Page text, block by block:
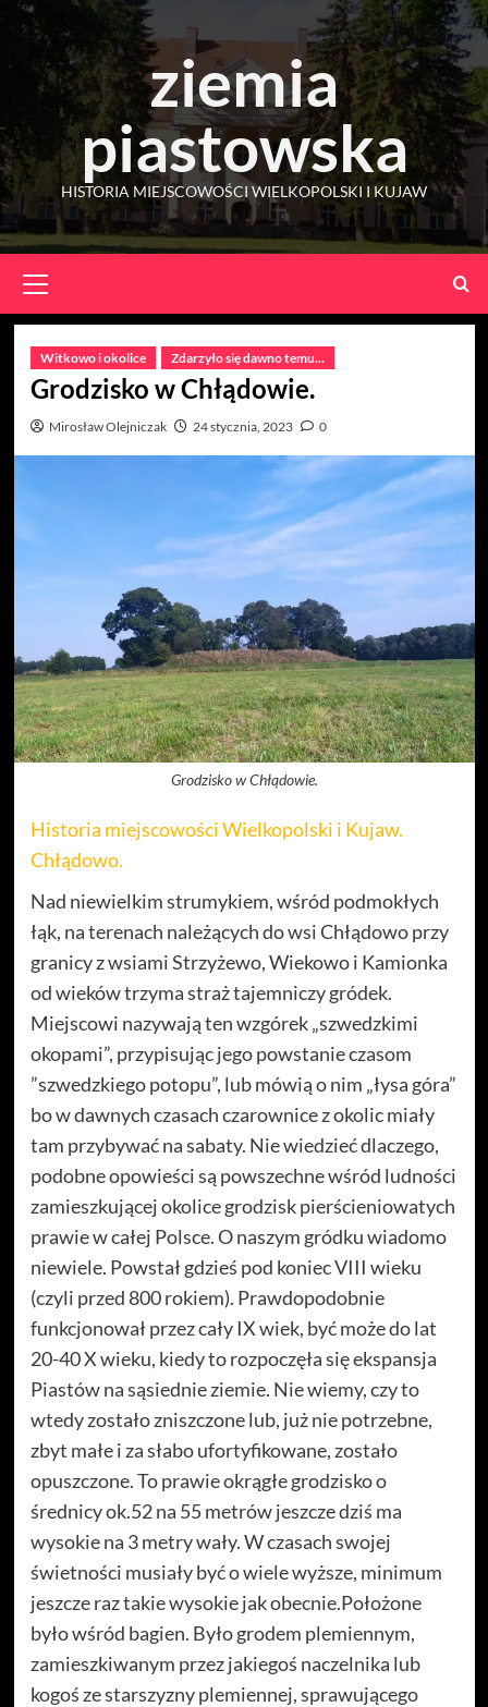
Skip
content
ziemia
piastowska
HISTORIA MIEJSCOWOŚCI WIELKOPOLSKI I KUJAW
Menu
Witkowo i okolice Zdarzyło się dawno temu...
Grodzisko w Chłądowie.
Mirosław Olejniczak 24 stycznia, 2023 0
Grodzisko w Chłądowie.
Historia miejscowości Wielkopolski i Kujaw.
Chłądowo.
Nad niewielkim strumykiem, wśród podmokłych
łąk, na terenach należących do wsi Chłądowo przy
granicy z wsiami Strzyżewo, Wiekowo i Kamionka
od wieków trzyma straż tajemniczy gródek.
Miejscowi nazywają ten wzgórek „szwedzkimi
okopami”, przypisując jego powstanie czasom
”szwedzkiego potopu”, lub mówią o nim „łysa góra”
bo w dawnych czasach czarownice z okolic miały
tam przybywać na sabaty. Nie wiedzieć dlaczego,
podobne opowieści są powszechne wśród ludności
zamieszkującej okolice grodzisk pierścieniowatych
prawie w całej Polsce. O naszym gródku wiadomo
niewiele. Powstał gdzieś pod koniec VIII wieku
(czyli przed 800 rokiem). Prawdopodobnie
funkcjonował przez cały IX wiek, być może do lat
20-40 X wieku, kiedy to rozpoczęła się ekspansja
Piastów na sąsiednie ziemie. Nie wiemy, czy to
wtedy zostało zniszczone lub, już nie potrzebne,
zbyt małe i za słabo ufortyfikowane, zostało
opuszczone. To prawie okrągłe grodzisko o
średnicy ok.52 na 55 metrów jeszcze dziś ma
wysokie na 3 metry wały. W czasach swojej
świetności musiały być o wiele wyższe, minimum
jeszcze raz takie wysokie jak obecnie.Położone
było wśród bagien. Było grodem plemiennym,
zamieszkiwanym przez jakiegoś naczelnika lub
kogoś ze starszyzny plemiennej, sprawującego